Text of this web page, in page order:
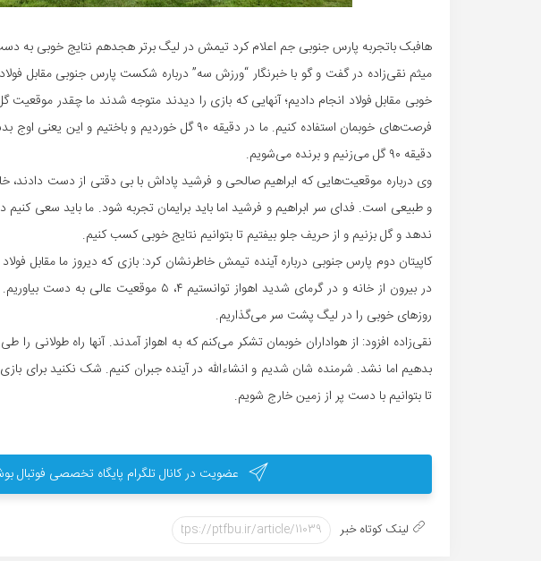
هافبک باتجربه پارس جنوبی جم اعلام کرد تیمش در لیگ برتر هجدهم نتایج خوبی به
میثم نقی‌زاده در گفت و گو با خبرنگار “ورزش سه” درباره شکست پارس جنوبی مقابل
خوبی مقابل فولاد انجام دادیم؛ آنهایی که بازی را دیدند‌ متوجه شدند ما چقدر موقعیت
فرصت‌های خوبمان استفاده کنیم. ما در دقیقه ۹۰ گل خوردیم
دقیقه ۹۰ گل می‌زنیم و برنده می‌شویم.
وی درباره موقعیت‌هایی که ابراهیم صالحی و فرشید پاداش با بی دقتی از دست دادند،
و طبیعی است. فدای سر ابراهیم و فرشید اما باید برایمان تجربه شود. ما باید سعی کنیم
ندهد و گل بزنیم و از حریف جلو بیفتیم تا بتوانیم نتایج خوبی کسب کنیم.
کاپیتان دوم پارس جنوبی درباره آینده تیمش خاطرنشان کرد:‌‌ بازی که دیروز ما مقابل
در بیرون از خانه و در گرمای شدید اهواز توانستیم
روزهای خوبی را در لیگ پشت سر می‌گذاریم.
نقی‌زاده افزود: از هواداران خوبمان تشکر می‌کنم که به اهواز آمدند. آنها راه طولانی را
بدهیم اما نشد. شرمنده شان شدیم و انشاءالله در آینده جبران کنیم. شک نکنید برای
تا بتوانیم با دست پر از زمین خارج شویم.
عضویت در کانال تلگرام پایگاه تخصصی فوتبال
لینک کوتاه خبر